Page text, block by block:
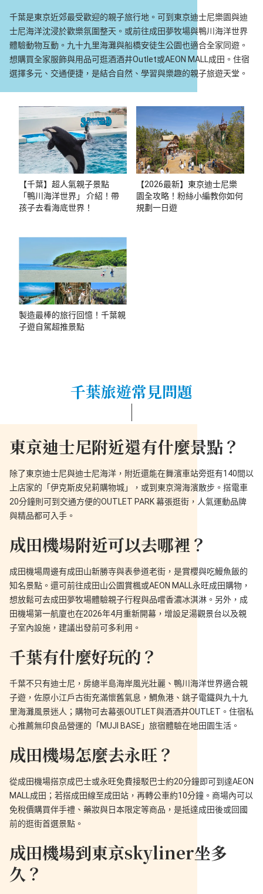
千葉是東京近郊最受歡迎的親子旅行地。可到東京迪士尼樂園與迪
士尼海洋沈浸於歡樂氛圍整天。或前往成田夢牧場與鴨川海洋世界
體驗動物互動。九十九里海灘與船橋安徒生公園也適合全家同遊。
想購買全家服飾與用品可逛酒酒井Outlet或AEON MALL成田。住宿
選擇多元、交通便捷，是結合自然、學習與樂趣的親子旅遊天堂。
【千葉】超人氣親子景點
「鴨川海洋世界」 介紹！帶
孩子去看海底世界！
【2026最新】東京迪士尼樂
園全攻略！粉絲小編教你如何
規劃一日遊
製造最棒的旅行回憶！千葉親
子遊自駕超推景點
千葉旅遊常見問題
東京迪士尼附近還有什麼景點？
除了東京迪士尼與迪士尼海洋，附近還能在舞濱車站旁逛有140間以
上店家的「伊克斯皮兒莉購物城」，或到東京灣海濱散步。搭電車
20分鐘則可到交通方便的OUTLET PARK 幕張逛街，人氣運動品牌
與精品都可入手。
成田機場附近可以去哪裡？
成田機場周邊有成田山新勝寺與表參道老街，是賞櫻與吃鰻魚飯的
知名景點。還可前往成田山公園賞楓或AEON MALL永旺成田購物，
想放鬆可去成田夢牧場體驗親子行程與品嚐香濃冰淇淋。另外，成
田機場第一航廈也在2026年4月重新開幕，增設足湯觀景台以及親
子室內設施，建議出發前可多利用。
千葉有什麼好玩的？
千葉不只有迪士尼，房總半島海岸風光壯麗、鴨川海洋世界適合親
子遊，佐原小江戶古街充滿懷舊氣息，鯛魚港、銚子電鐵與九十九
里海灘風景迷人；購物可去幕張OUTLET與酒酒井OUTLET。住宿私
心推薦無印良品營運的「MUJI BASE」旅宿體驗在地田園生活。
成田機場怎麼去永旺？
從成田機場搭京成巴士或永旺免費接駁巴士約20分鐘即可到達AEON
MALL成田；若搭成田線至成田站，再轉公車約10分鐘。商場內可以
免稅價購買伴手禮、藥妝與日本限定等商品，是抵達成田後或回國
前的逛街首選景點。
成田機場到東京skyliner坐多
久？